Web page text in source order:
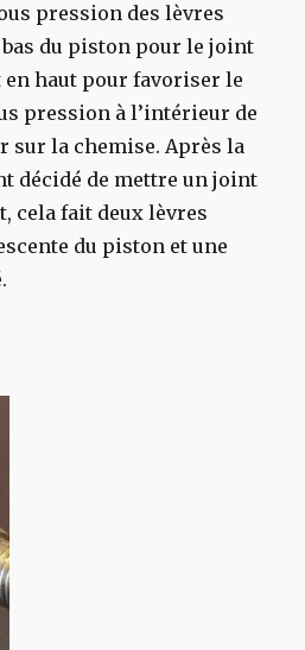
pression des lèvres
du piston pour le joint
en haut pour favoriser le
pression à l’intérieur de
sur la chemise. Après la
décidé de mettre un joint
cela fait deux lèvres
du piston et une